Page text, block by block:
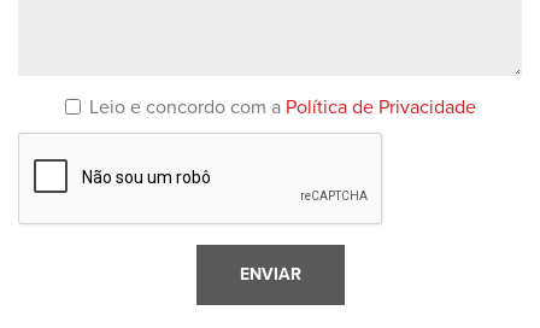
Leio e concordo com a Política de Privacidade